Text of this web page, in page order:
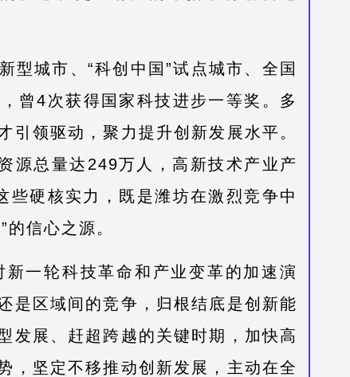
城市、“科创中国”试点城市、全国
曾4次获得国家科技进步一等奖。多
领驱动，聚力提升创新发展水平。
源总量达249万人，高新技术产业产
硬核实力，既是潍坊在激烈竞争中
信心之源。
一轮科技革命和产业变革的加速演
是区域间的竞争，归根结底是创新能
发展、赶超跨越的关键时期，加快高
，坚定不移推动创新发展，主动在全